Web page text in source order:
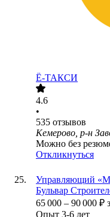
Ё-ТАКСИ
4.6
•
535 отзывов
Кемерово, р-н
Можно без
Откликнуться
Управляющий
Бульвар
65 000 – 90 000 ₽
Опыт 3-6 лет